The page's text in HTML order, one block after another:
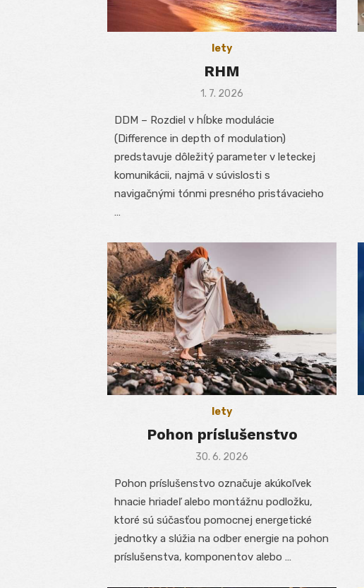
lety
RHM
Posted
1. 7. 2026
DDM – Rozdiel v hĺbke modulácie
(Difference in depth of modulation)
predstavuje dôležitý parameter v leteckej
komunikácii, najmä v súvislosti s
navigačnými tónmi presného pristávacieho
…
lety
Pohon príslušenstvo
Posted
30. 6. 2026
Pohon príslušenstvo označuje akúkoľvek
hnacie hriadeľ alebo montážnu podložku,
ktoré sú súčasťou pomocnej energetické
jednotky a slúžia na odber energie na pohon
príslušenstva, komponentov alebo …